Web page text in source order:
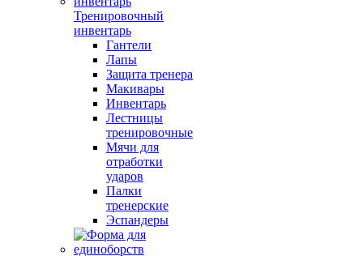
Тренировочный
инвентарь
Гантели
Лапы
Защита тренера
Макивары
Инвентарь
Лестницы
тренировочные
Мячи для
отработки
ударов
Палки
тренерские
Эспандеры